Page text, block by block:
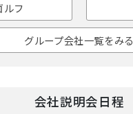
ルフ
グループ会社一覧をみる
会社説明会日程